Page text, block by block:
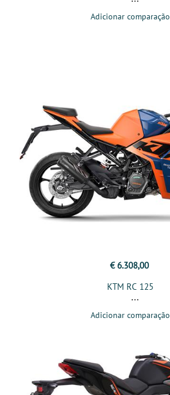
Adicionar comparação
€ 6.308,00
KTM RC 125
Adicionar comparação